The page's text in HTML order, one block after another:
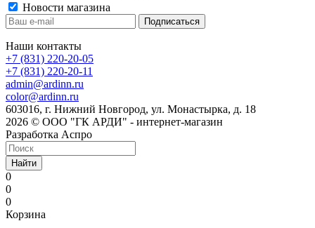
Новости магазина
Наши контакты
+7 (831) 220-20-05
+7 (831) 220-20-11
admin@ardinn.ru
color@ardinn.ru
603016, г. Нижний Новгород, ул. Монастырка, д. 18
2026 © ООО "ГК АРДИ" - интернет-магазин
Разработка Аспро
Найти
0
0
0
Корзина